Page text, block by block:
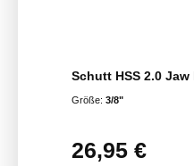
Schutt HSS 2.0
Größe: 3/8"
Regulärer Preis:
26,95 €